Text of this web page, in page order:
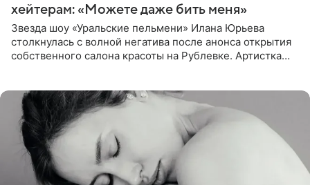
хейтерам: «Можете даже бить меня»
Звезда шоу «Уральские пельмени» Илана Юрьева
столкнулась с волной негатива после анонса открытия
собственного салона красоты на Рублевке. Артистка